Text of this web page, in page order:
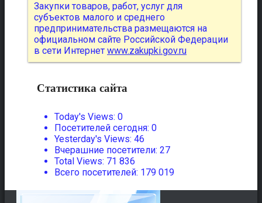
Закупки товаров, работ, услуг для
субъектов малого и среднего
предпринимательства размещаются на
официальном сайте Российской Федерации
в сети Интернет www.zakupki.gov.ru
Статистика сайта
Today's Views: 0
Посетителей сегодня: 0
Yesterday's Views: 46
Вчерашние посетители: 27
Total Views: 71 836
Всего посетителей: 179 019